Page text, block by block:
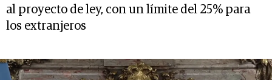
al proyecto de ley, con un límite del 25% para
los extranjeros